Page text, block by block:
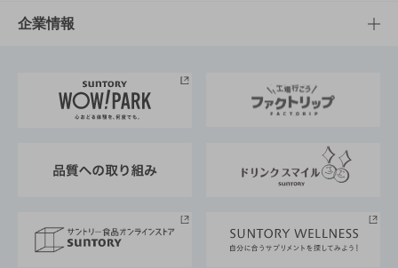
栄養成分一覧
工場見学
地域情報
サントリーホール
サントリーサンバーズ大阪
サステナビリティTOP
サントリーが考えるサステナビリティ経営
企業情報
企業概要
採用情報